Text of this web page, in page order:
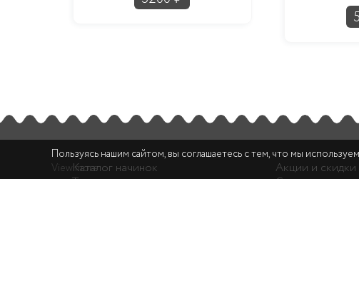
5.00
Каталог начинок
Торты на заказ
Акции и скидки
Пользуясь нашим сайтом, вы соглашаетесь с тем, что мы
View more